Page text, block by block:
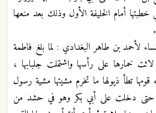
خطبتها أمام الخليفة الأول وذلك بعد منعها
لأحمد بن طاهر البغدادي : لما بلغ فاطمة
خمارها على رأسها واشتملت جلبابها ،
تطأ ذيولها ما تخرم مشيتها مشية رسول
حتى دخلت على أبي بكر وهو في حشد من